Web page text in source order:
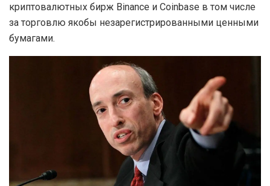
криптовалютных бирж Binance и Coinbase в том числе
за торговлю якобы незарегистрированными ценными
бумагами.